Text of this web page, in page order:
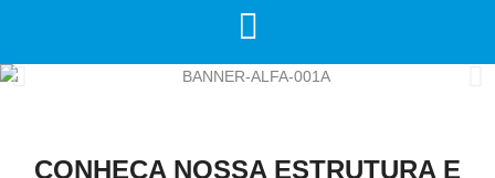
CONHEÇA NOSSA ESTRUTURA E